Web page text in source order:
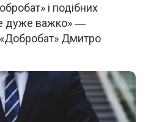
і подібних
дуже важко» ―
Дмитро